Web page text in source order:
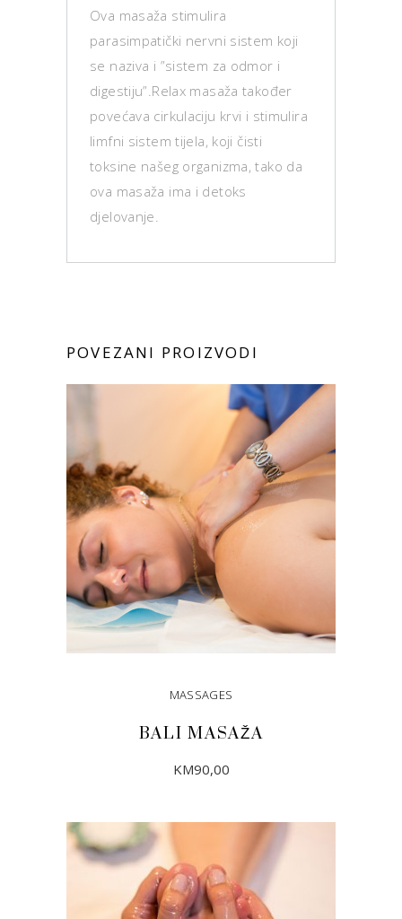
Ova masaža stimulira
parasimpatički nervni sistem koji
se naziva i ”sistem za odmor i
digestiju”.Relax masaža također
povećava cirkulaciju krvi i stimulira
limfni sistem tijela, koji čisti
toksine našeg organizma, tako da
ova masaža ima i detoks
djelovanje.
POVEZANI PROIZVODI
MASSAGES
BALI MASAŽA
KM90,00